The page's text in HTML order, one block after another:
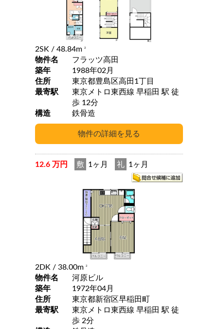
2SK / 48.84m 2
物件名
フラッツ高田
築年
1988年02月
住所
東京都豊島区高田1丁目
最寄駅
東京メトロ東西線 早稲田 駅 徒
歩 12分
構造
鉄骨造
12.6 万円 敷 1ヶ月 礼 1ヶ月
2DK / 38.00m 2
物件名
河原ビル
築年
1972年04月
住所
東京都新宿区早稲田町
最寄駅
東京メトロ東西線 早稲田 駅 徒
歩 2分